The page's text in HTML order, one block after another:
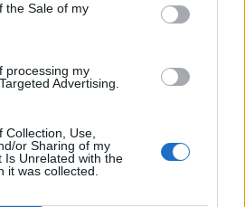
the Sale of my
processing my
Advertising.
Use,
or Sharing of my
Is Unrelated with the
it was collected.
de 2026
amb més modistes i gairebé
a concurs
serà una oportunitat també
a gaudir de les Festes Majors